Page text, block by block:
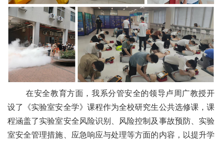
在安全教育方面，我系分管安全的领导卢周广教授开
设了《实验室安全学》课程作为全校研究生公共选修课，课
程涵盖了实验室安全风险识别、风险控制及事故预防、实验
室安全管理措施、应急响应与处理等方面的内容，以提升学